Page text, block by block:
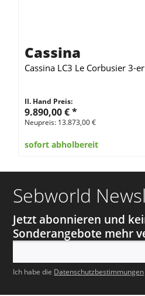
Cassina
Cassina LC3 Le Corbusier 3-
II. Hand Preis:
9.890,00 €*
Neupreis: 13.873,00 €
sofort abholbereit
Sebworld
Jetzt abonnieren und
Sonderangebote mehr
Ich habe die Datenschutzbestimmungen